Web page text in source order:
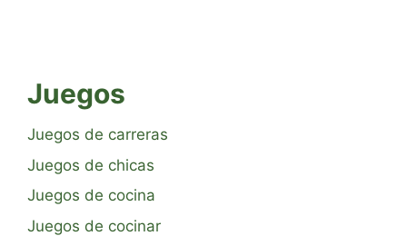
Juegos
Juegos de carreras
Juegos de chicas
Juegos de cocina
Juegos de cocinar